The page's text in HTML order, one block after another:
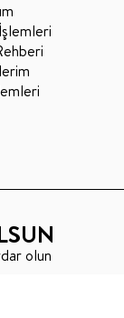
olun